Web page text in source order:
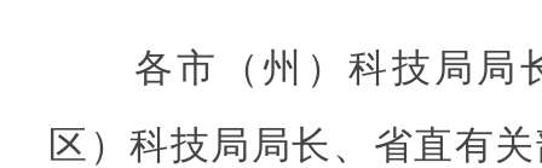
各市（州）科技局局
区）科技局局长、省直有